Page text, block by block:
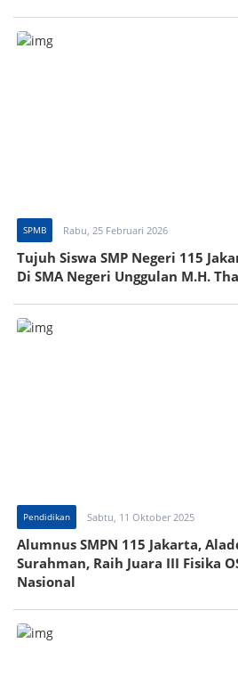
SPMB Rabu, 25 Februari 2026
Tujuh Siswa SMP Negeri 115
Di SMA Negeri Unggulan M.H.
Pendidikan Sabtu, 11 Oktober 2025
Alumnus SMPN 115 Jakarta,
Surahman, Raih Juara III Fisika
Nasional